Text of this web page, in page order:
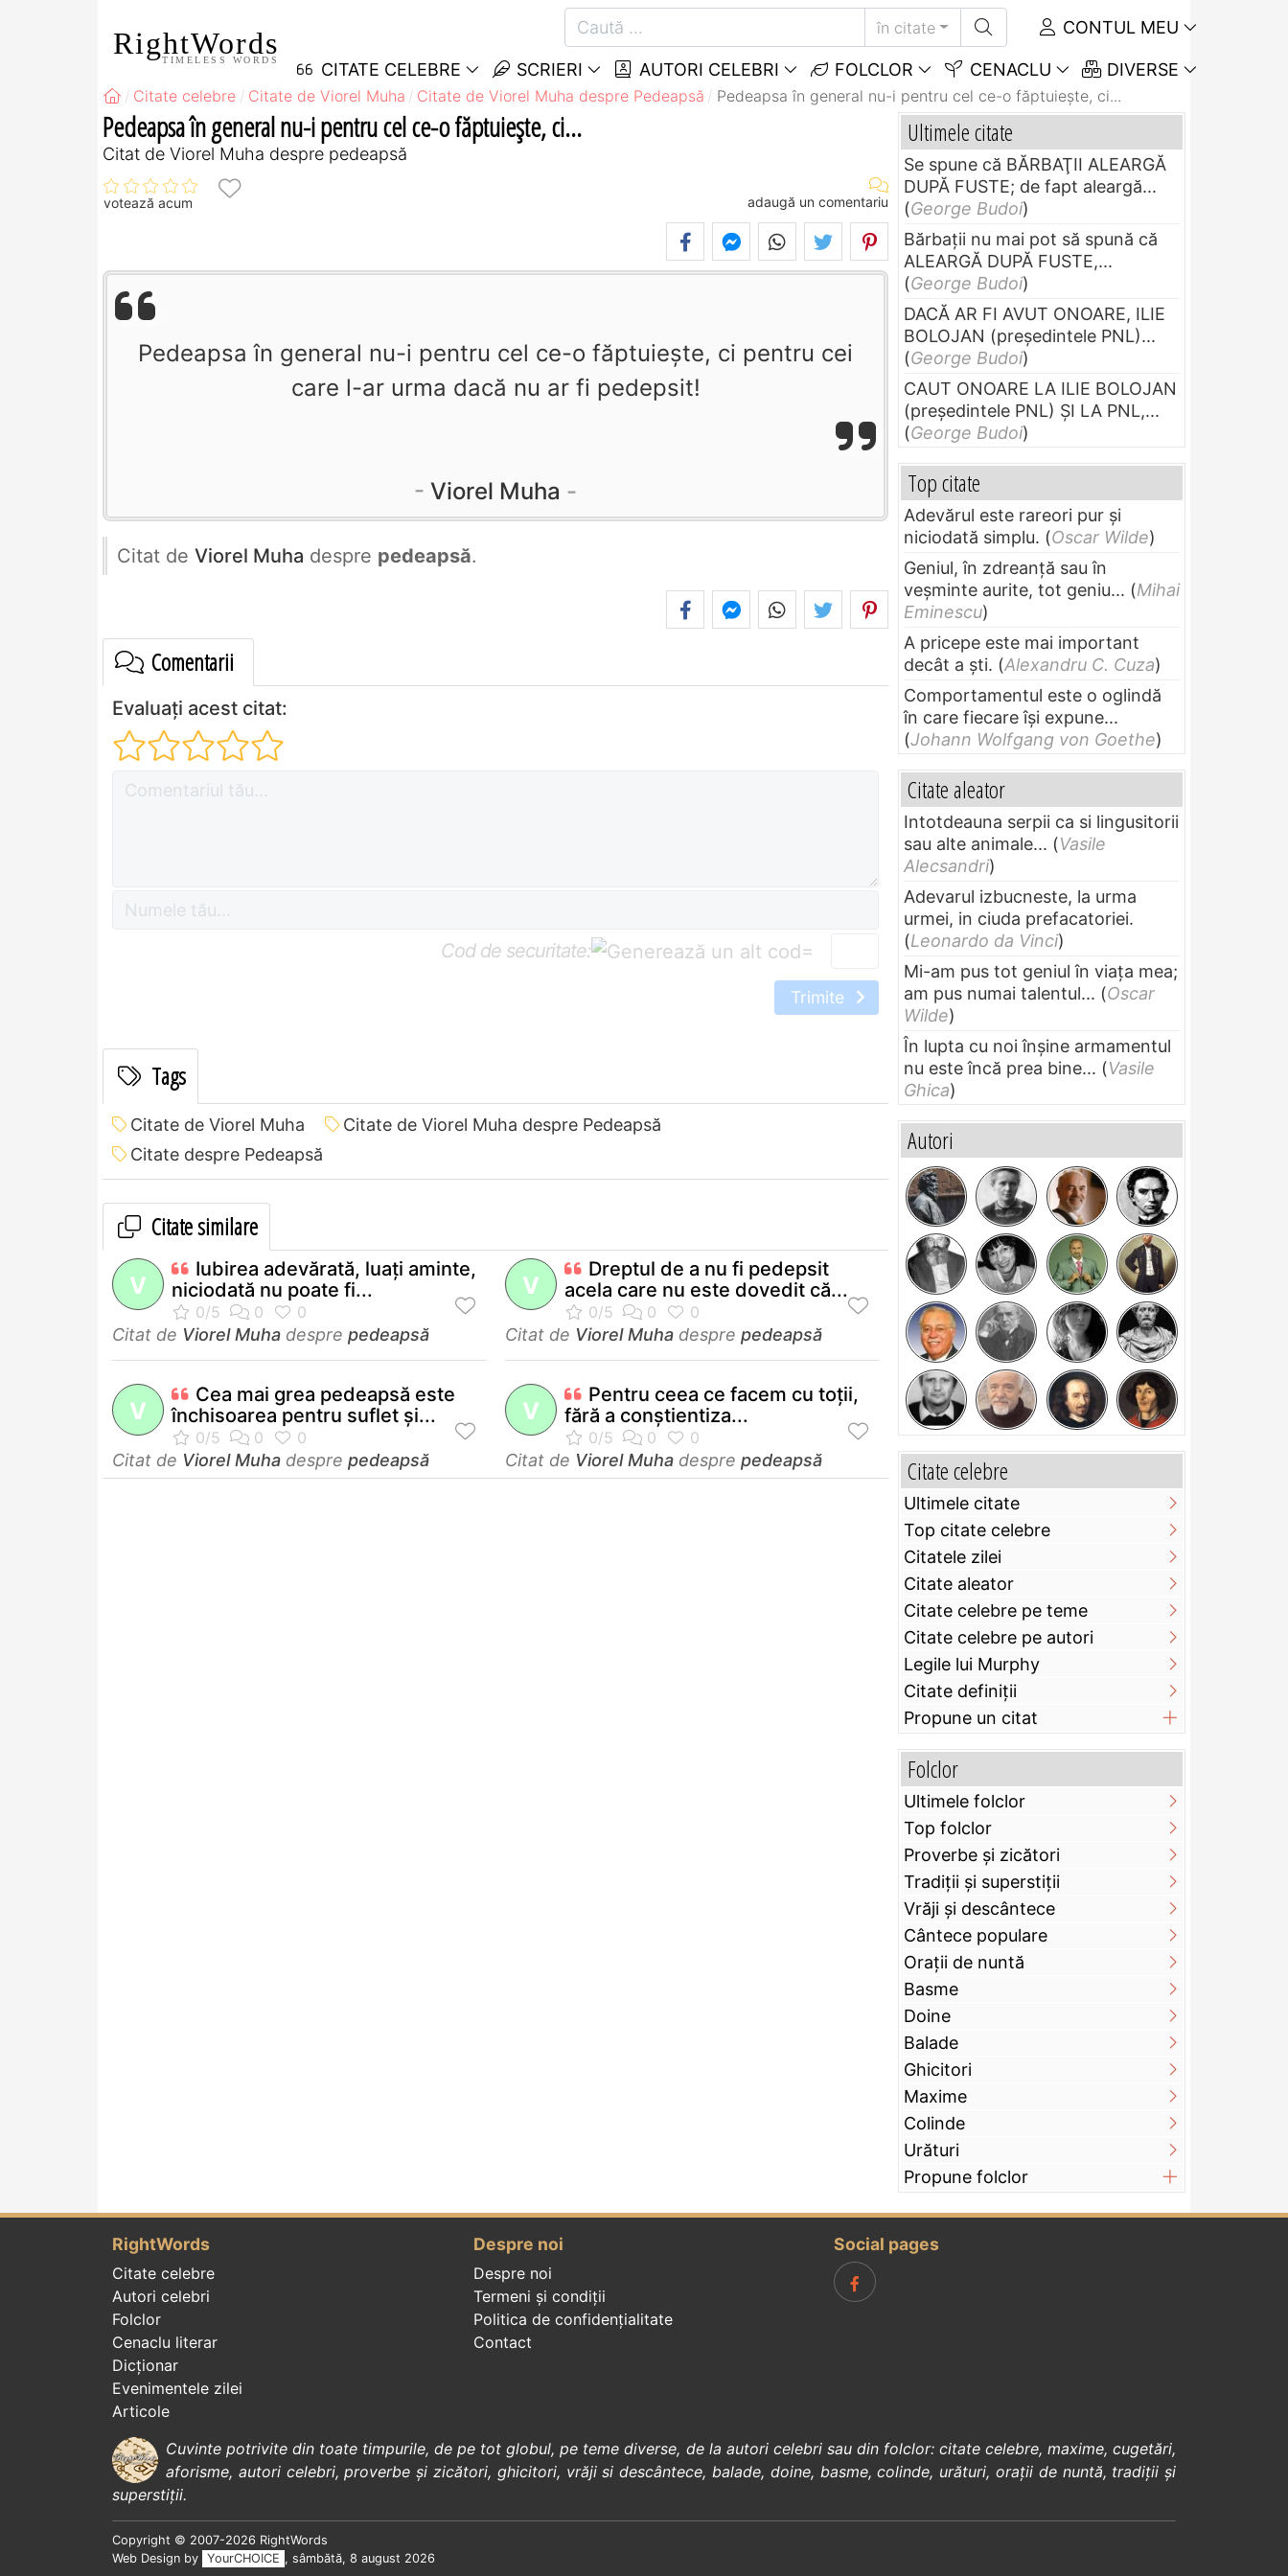
RightWords
TIMELESS WORDS
în citate CONTUL MEU
CITATE CELEBRE SCRIERI AUTORI CELEBRI FOLCLOR CENACLU DIVERSE
Citate celebre Citate de Viorel Muha Citate de Viorel Muha despre Pedeapsă Pedeapsa în general nu-i pentru cel ce-o făptuieşte, ci...
Pedeapsa în general nu-i pentru cel ce-o făptuieşte, ci...
Citat de Viorel Muha despre pedeapsă
votează acum adaugă un comentariu
Pedeapsa în general nu-i pentru cel ce-o făptuieşte, ci pentru cei
care l-ar urma dacă nu ar fi pedepsit!
Viorel Muha
Citat de Viorel Muha despre pedeapsă.
Comentarii
Evaluați acest citat:
Cod de securitate: =
Trimite
Tags
Citate de Viorel Muha
Citate de Viorel Muha despre Pedeapsă
Citate despre Pedeapsă
Citate similare
V
Iubirea adevărată, luaţi aminte,
niciodată nu poate fi...
Citat de Viorel Muha despre pedeapsă
V
Dreptul de a nu fi pedepsit
acela care nu este dovedit că...
Citat de Viorel Muha despre pedeapsă
V
Cea mai grea pedeapsă este
închisoarea pentru suflet şi...
Citat de Viorel Muha despre pedeapsă
V
Pentru ceea ce facem cu toţii,
fără a conştientiza...
Citat de Viorel Muha despre pedeapsă
Ultimele citate
Se spune că BĂRBAŢII ALEARGĂ
DUPĂ FUSTE; de fapt aleargă...
(George Budoi)
Bărbaţii nu mai pot să spună că
ALEARGĂ DUPĂ FUSTE,...
(George Budoi)
DACĂ AR FI AVUT ONOARE, ILIE
BOLOJAN (preşedintele PNL)...
(George Budoi)
CAUT ONOARE LA ILIE BOLOJAN
(preşedintele PNL) ŞI LA PNL,...
(George Budoi)
Top citate
Adevărul este rareori pur și
niciodată simplu. (Oscar Wilde)
Geniul, în zdreanţă sau în
veşminte aurite, tot geniu... (Mihai
Eminescu)
A pricepe este mai important
decât a ști. (Alexandru C. Cuza)
Comportamentul este o oglindă
în care fiecare își expune...
(Johann Wolfgang von Goethe)
Citate aleator
Intotdeauna serpii ca si lingusitorii
sau alte animale... (Vasile
Alecsandri)
Adevarul izbucneste, la urma
urmei, in ciuda prefacatoriei.
(Leonardo da Vinci)
Mi-am pus tot geniul în viața mea;
am pus numai talentul... (Oscar
Wilde)
În lupta cu noi înșine armamentul
nu este încă prea bine... (Vasile
Ghica)
Autori
Citate celebre
Ultimele citate
Top citate celebre
Citatele zilei
Citate aleator
Citate celebre pe teme
Citate celebre pe autori
Legile lui Murphy
Citate definiţii
Propune un citat
Folclor
Ultimele folclor
Top folclor
Proverbe și zicători
Tradiții și superstiții
Vrăji și descântece
Cântece populare
Orații de nuntă
Basme
Doine
Balade
Ghicitori
Maxime
Colinde
Urături
Propune folclor
RightWords
Citate celebre
Autori celebri
Folclor
Cenaclu literar
Dicționar
Evenimentele zilei
Articole
Despre noi
Despre noi
Termeni și condiții
Politica de confidenţialitate
Contact
Social pages
Cuvinte potrivite din toate timpurile, de pe tot globul, pe teme diverse, de la autori celebrisau din folclor: citate celebre, maxime,cugetări,
aforisme, autori celebri,proverbe și zicători, ghicitori, vrăji si descântece, balade, doine, basme,colinde, urături, orații de nuntă, tradiții și
superstiții.
Copyright © 2007-2026 RightWords
Web Design by
YourCHOICE , sâmbătă, 8 august 2026